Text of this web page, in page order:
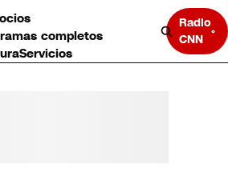
completos
Servicios
Radio
CNN